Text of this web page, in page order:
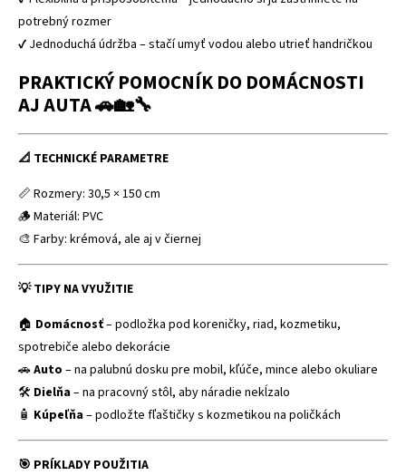
potrebný rozmer
✔ Jednoduchá údržba – stačí umyť vodou alebo utrieť handričkou
PRAKTICKÝ POMOCNÍK DO DOMÁCNOSTI
AJ AUTA 🚗🏡🔧
📐 TECHNICKÉ PARAMETRE
📏 Rozmery: 30,5 × 150 cm
🪵 Materiál: PVC
🎨 Farby: krémová, ale aj v čiernej
💡 TIPY NA VYUŽITIE
🏠 Domácnosť– podložka pod koreničky, riad, kozmetiku,
spotrebiče alebo dekorácie
🚗Auto – na palubnú dosku pre mobil, kľúče, mince alebo okuliare
🛠️ Dielňa– na pracovný stôl, aby náradie nekĺzalo
🧴 Kúpeľňa– podložte fľaštičky s kozmetikou na poličkách
🎯 PRÍKLADY POUŽITIA